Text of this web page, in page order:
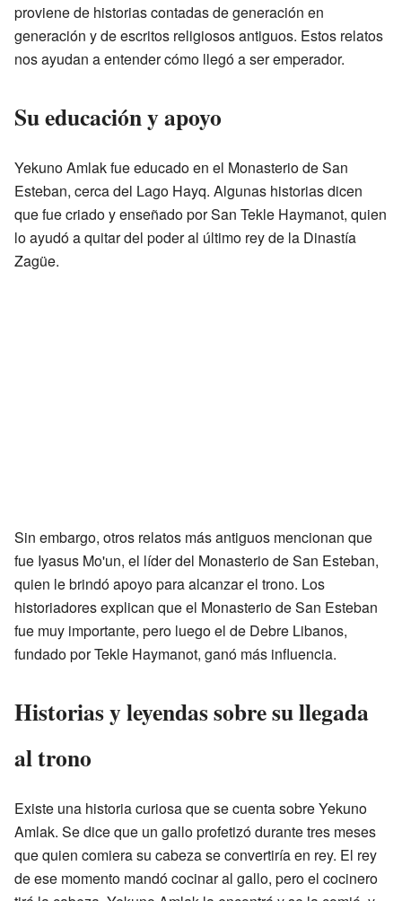
proviene de historias contadas de generación en
generación y de escritos religiosos antiguos. Estos relatos
nos ayudan a entender cómo llegó a ser emperador.
Su educación y apoyo
Yekuno Amlak fue educado en el Monasterio de San
Esteban, cerca del Lago Hayq. Algunas historias dicen
que fue criado y enseñado por San Tekle Haymanot, quien
lo ayudó a quitar del poder al último rey de la Dinastía
Zagüe.
Sin embargo, otros relatos más antiguos mencionan que
fue Iyasus Mo'un, el líder del Monasterio de San Esteban,
quien le brindó apoyo para alcanzar el trono. Los
historiadores explican que el Monasterio de San Esteban
fue muy importante, pero luego el de Debre Libanos,
fundado por Tekle Haymanot, ganó más influencia.
Historias y leyendas sobre su llegada
al trono
Existe una historia curiosa que se cuenta sobre Yekuno
Amlak. Se dice que un gallo profetizó durante tres meses
que quien comiera su cabeza se convertiría en rey. El rey
de ese momento mandó cocinar al gallo, pero el cocinero